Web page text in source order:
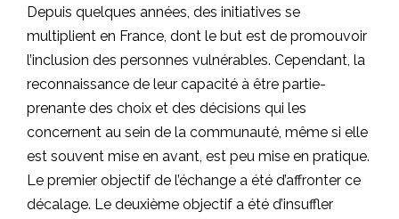
Depuis quelques années, des initiatives se
multiplient en France, dont le but est de promouvoir
l’inclusion des personnes vulnérables. Cependant, la
reconnaissance de leur capacité à être partie-
prenante des choix et des décisions qui les
concernent au sein de la communauté, même si elle
est souvent mise en avant, est peu mise en pratique.
Le premier objectif de l’échange a été d’affronter ce
décalage. Le deuxième objectif a été d’insuffler